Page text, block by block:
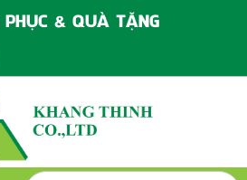
& QUÀ TẶNG